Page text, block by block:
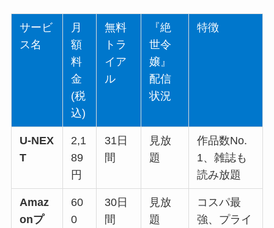
サービ
ス名
月
額
料
金
(税
込)
無料
トラ
イア
ル
『絶
世令
嬢』
配信
状況
特徴
U-NEX
T
2,1
89
円
31日
間
見放
題
作品数No.
1、雑誌も
読み放題
Amaz
onプ
60
0
30日
間
見放
題
コスパ最
強、プライ